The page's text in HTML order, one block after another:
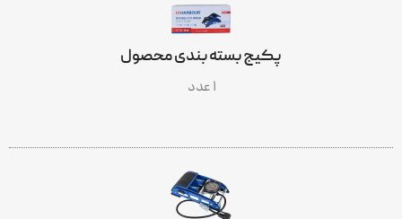
پکیج بسته بندی محصول
۱ عدد